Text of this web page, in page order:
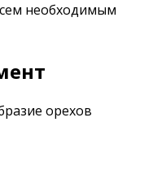
необходимым
орехов